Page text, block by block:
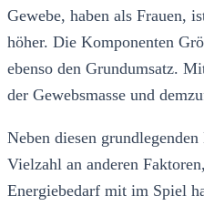
Gewebe, haben als Frauen,
höher. Die Komponenten
ebenso den Grundumsatz.
der Gewebsmasse und
Neben diesen
Vielzahl an anderen
Energiebedarf mit im Spiel